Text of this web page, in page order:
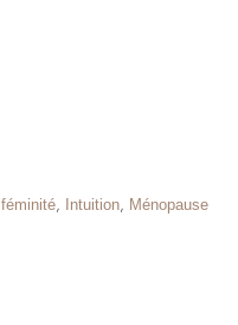
féminité, Intuition, Ménopause